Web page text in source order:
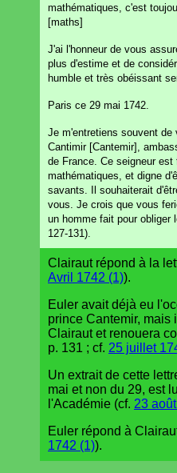
mathématiques, c'est
[maths]
J'ai l'honneur de vous
plus d'estime et de
humble et très obéissant
Paris ce 29 mai 1742.
Je m'entretiens souvent
Cantimir [Cantemir],
de France. Ce seigneur
mathématiques, et digne
savants. Il souhaiterait
vous. Je crois que vous
un homme fait pour obliger
127-131).
Clairaut répond à la
Avril 1742 (1)).
Euler avait déjà eu
prince Cantemir, mais
Clairaut et renouera
p. 131 ; cf. 25 juillet
Un extrait de cette
mai et non du 29, est
l'Académie (cf. 23
Euler répond à
1742 (1)).